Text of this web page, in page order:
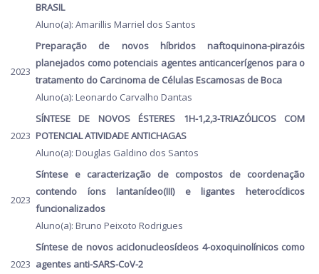
BRASIL
Aluno(a): Amarillis Marriel dos Santos
2023
Preparação de novos híbridos naftoquinona-pirazóis
planejados como potenciais agentes anticancerígenos para o
tratamento do Carcinoma de Células Escamosas de Boca
Aluno(a): Leonardo Carvalho Dantas
2023
SÍNTESE DE NOVOS ÉSTERES 1H-1,2,3-TRIAZÓLICOS COM
POTENCIAL ATIVIDADE ANTICHAGAS
Aluno(a): Douglas Galdino dos Santos
2023
Síntese e caracterização de compostos de coordenação
contendo íons lantanídeo(III) e ligantes heterocíclicos
funcionalizados
Aluno(a): Bruno Peixoto Rodrigues
2023
Síntese de novos aciclonucleosídeos 4-oxoquinolínicos como
agentes anti-SARS-CoV-2